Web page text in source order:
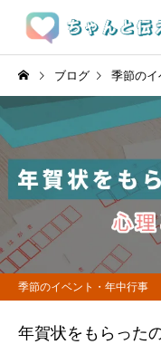
ブログ 季節の
季節のイベント・年中行事
年賀状をもらった